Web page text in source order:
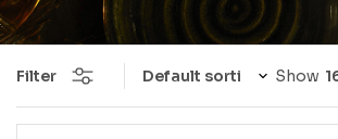
Filter Show